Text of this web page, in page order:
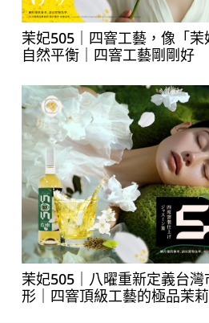
茉妃505｜四窨工藝，像「
自然平衡｜四窨工藝剛剛好
茉妃505｜八曜重新定義台
形｜四窨頂級工藝的極品茉